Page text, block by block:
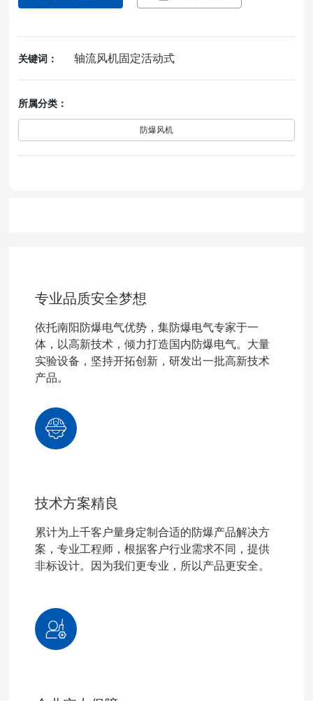
专业品质安全梦想
依托南阳防爆电气优势，集防爆电气专家于一
体，以高新技术，倾力打造国内防爆电气。大量
实验设备，坚持开拓创新，研发出一批高新技术
产品。
技术方案精良
累计为上千客户量身定制合适的防爆产品解决方
案，专业工程师，根据客户行业需求不同，提供
非标设计。因为我们更专业，所以产品更安全。
关键词： 轴流风机固定活动式
所属分类：
防爆风机